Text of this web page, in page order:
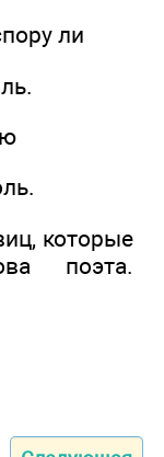
ли
которые
поэта.